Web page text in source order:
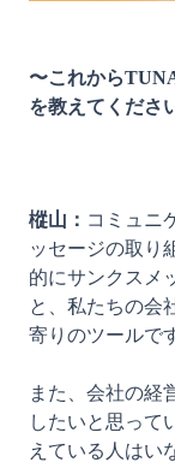
〜これから
を教えてくださ
樅山： コミュニ
ッセージの取り
的にサンクスメ
と、私たちの会
寄りのツールで
また、会社の経
したいと思って
えている人はい